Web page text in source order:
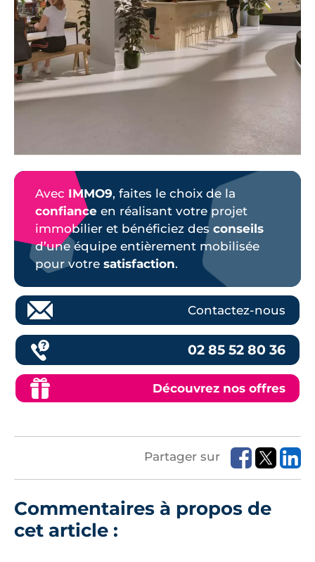
Avec IMMO9, faites le choix de la
confiance en réalisant votre projet
immobilier et bénéficiez des conseils
d’une équipe entièrement mobilisée
pour votre satisfaction.
Contactez-nous
02 85 52 80 36
Découvrez nos offres
Partager sur
Commentaires à propos de
cet article :